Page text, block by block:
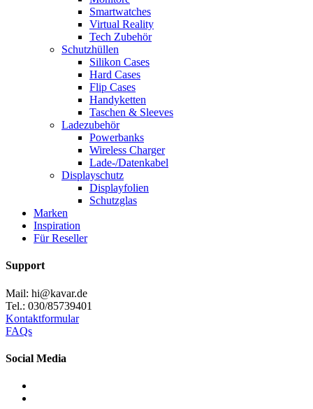
Smartwatches
Virtual Reality
Tech Zubehör
Schutzhüllen
Silikon Cases
Hard Cases
Flip Cases
Handyketten
Taschen & Sleeves
Ladezubehör
Powerbanks
Wireless Charger
Lade-/Datenkabel
Displayschutz
Displayfolien
Schutzglas
Marken
Inspiration
Für Reseller
Support
Mail: hi@kavar.de
Tel.: 030/85739401
Kontaktformular
FAQs
Social Media